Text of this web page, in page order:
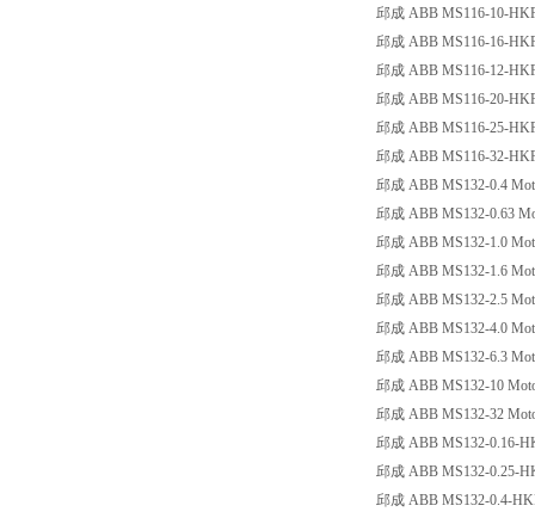
邱成 ABB MS116-10-
邱成 ABB MS116-16-
邱成 ABB MS116-12-
邱成 ABB MS116-20-
邱成 ABB MS116-25-
邱成 ABB MS116-32-
邱成 ABB MS132-0.4
邱成 ABB MS132-0.63
邱成 ABB MS132-1.0
邱成 ABB MS132-1.6
邱成 ABB MS132-2.5
邱成 ABB MS132-4.0
邱成 ABB MS132-6.3
邱成 ABB MS132-10
邱成 ABB MS132-32
邱成 ABB MS132-0.16-
邱成 ABB MS132-0.25-
邱成 ABB MS132-0.4-